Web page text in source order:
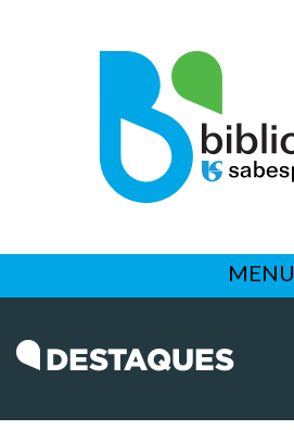
MENU
DESTAQUES